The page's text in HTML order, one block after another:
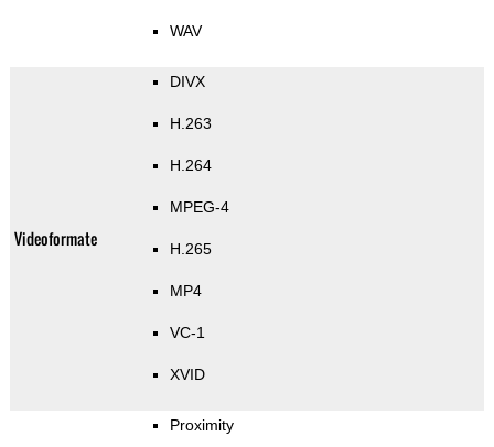
WAV
Videoformate
DIVX
H.263
H.264
MPEG-4
H.265
MP4
VC-1
XVID
Proximity